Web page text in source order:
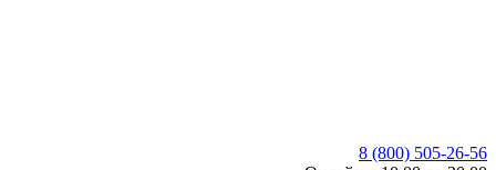
8 (800) 505-26-56